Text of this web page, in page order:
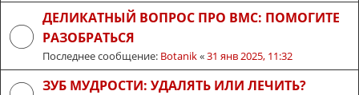
ДЕЛИКАТНЫЙ ВОПРОС ПРО ВМС: ПОМОГИТЕ
РАЗОБРАТЬСЯ
Последнее сообщение: Botanik«31 янв 2025, 11:32
ЗУБ МУДРОСТИ: УДАЛЯТЬ ИЛИ ЛЕЧИТЬ?